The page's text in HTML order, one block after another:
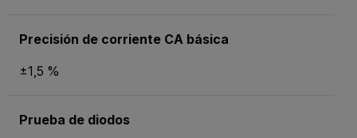
Precisión de corriente CA básica
±1,5 %
Prueba de diodos